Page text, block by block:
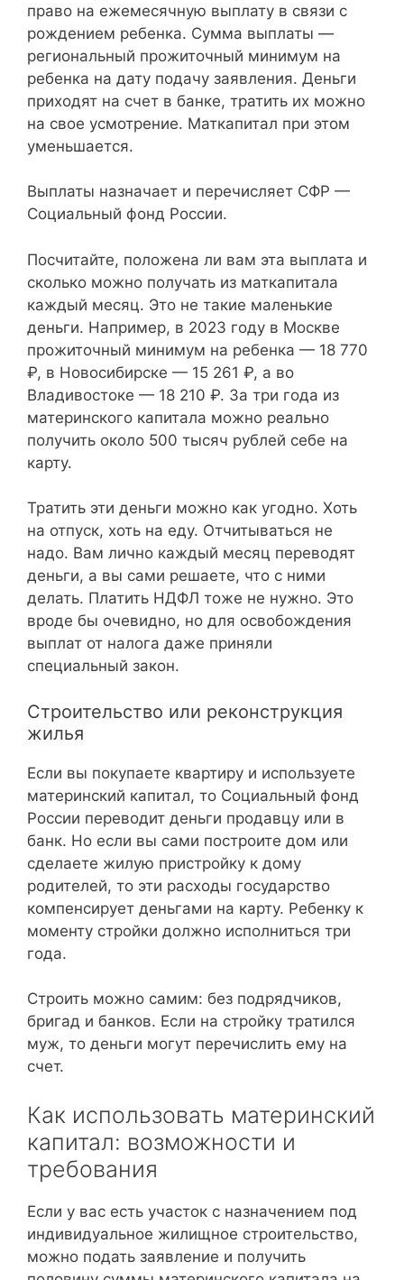
право на ежемесячную выплату в связи с
рождением ребенка. Сумма выплаты —
региональный прожиточный минимум на
ребенка на дату подачу заявления. Деньги
приходят на счет в банке, тратить их можно
на свое усмотрение. Маткапитал при этом
уменьшается.
Выплаты назначает и перечисляет СФР —
Социальный фонд России.
Посчитайте, положена ли вам эта выплата и
сколько можно получать из маткапитала
каждый месяц. Это не такие маленькие
деньги. Например, в 2023 году в Москве
прожиточный минимум на ребенка — 18 770
₽, в Новосибирске — 15 261 ₽, а во
Владивостоке — 18 210 ₽. За три года из
материнского капитала можно реально
получить около 500 тысяч рублей себе на
карту.
Тратить эти деньги можно как угодно. Хоть
на отпуск, хоть на еду. Отчитываться не
надо. Вам лично каждый месяц переводят
деньги, а вы сами решаете, что с ними
делать. Платить НДФЛ тоже не нужно. Это
вроде бы очевидно, но для освобождения
выплат от налога даже приняли
специальный закон.
Строительство или реконструкция
жилья
Если вы покупаете квартиру и используете
материнский капитал, то Социальный фонд
России переводит деньги продавцу или в
банк. Но если вы сами построите дом или
сделаете жилую пристройку к дому
родителей, то эти расходы государство
компенсирует деньгами на карту. Ребенку к
моменту стройки должно исполниться три
года.
Строить можно самим: без подрядчиков,
бригад и банков. Если на стройку тратился
муж, то деньги могут перечислить ему на
счет.
Как использовать материнский
капитал: возможности и
требования
Если у вас есть участок с назначением под
индивидуальное жилищное строительство,
можно подать заявление и получить